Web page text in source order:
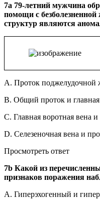
7a 79-летний мужчина
помощи с
структур являются
A. Проток поджелудочной
B. Общий проток и главная
C. Главная воротная вена и
D. Селезеночная вена и
Просмотреть ответ
7b Какой из
признаков поражения
A. Гиперэхогенный и